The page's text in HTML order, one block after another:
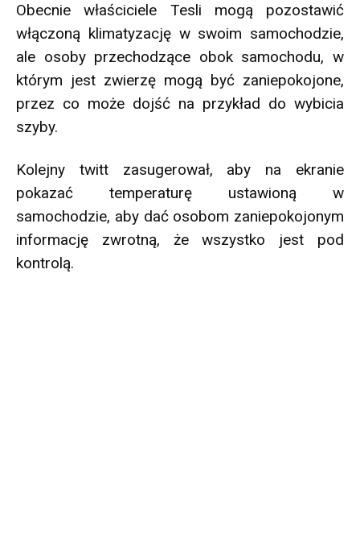
Obecnie właściciele Tesli mogą pozostawić
włączoną klimatyzację w swoim samochodzie,
ale osoby przechodzące obok samochodu, w
którym jest zwierzę mogą być zaniepokojone,
przez co może dojść na przykład do wybicia
szyby.
Kolejny twitt zasugerował, aby na ekranie
pokazać temperaturę ustawioną w
samochodzie, aby dać osobom zaniepokojonym
informację zwrotną, że wszystko jest pod
kontrolą.